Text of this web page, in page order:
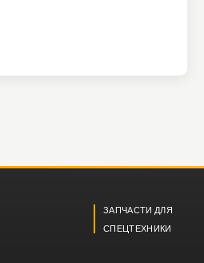
ЗАПЧАСТИ ДЛЯ
СПЕЦТЕХНИКИ